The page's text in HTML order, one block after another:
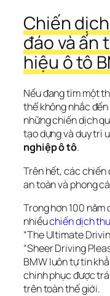
Chiến
đáo và ấn
hiệu ô tô
Nếu đang tìm một
thể không nhắc
những chiến dịch
tạo dựng và duy trì
nghiệp ô tô.
Trên hết, các chiến
an toàn và phong
Trong hơn 100 năm
nhiều chiến dịch
“The Ultimate
“Sheer Driving
BMW luôn tự tin
chinh phục được
trên toàn thế giới.